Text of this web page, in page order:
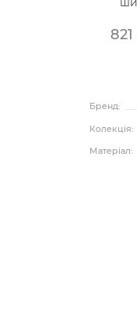
821
Бренд:
Колекція:
Матеріал: